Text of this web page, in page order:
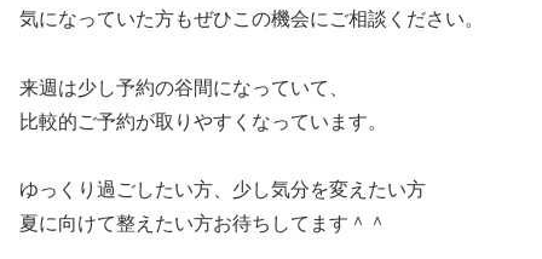
気になっていた方もぜひこの機会にご相談ください。
来週は少し予約の谷間になっていて、
比較的ご予約が取りやすくなっています。
ゆっくり過ごしたい方、少し気分を変えたい方
夏に向けて整えたい方お待ちしてます＾＾